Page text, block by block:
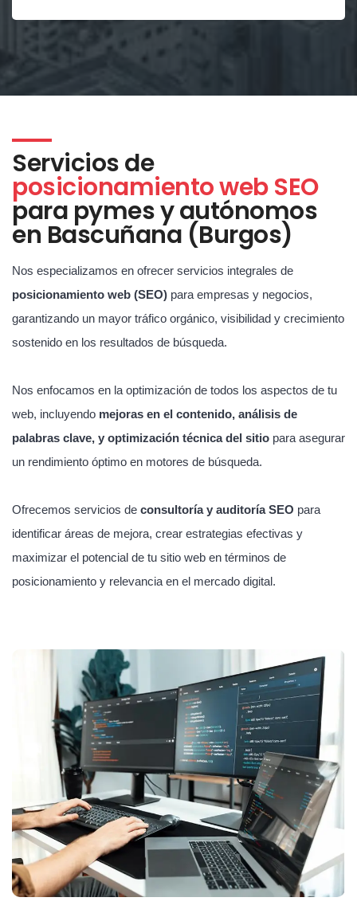
Servicios de
posicionamiento web SEO
para pymes y autónomos
en Bascuñana (Burgos)
Nos especializamos en ofrecer servicios integrales de
posicionamiento web (SEO) para empresas y negocios,
garantizando un mayor tráfico orgánico, visibilidad y crecimiento
sostenido en los resultados de búsqueda.
Nos enfocamos en la optimización de todos los aspectos de tu
web, incluyendo mejoras en el contenido, análisis de
palabras clave, y optimización técnica del sitio para asegurar
un rendimiento óptimo en motores de búsqueda.
Ofrecemos servicios de consultoría y auditoría SEO para
identificar áreas de mejora, crear estrategias efectivas y
maximizar el potencial de tu sitio web en términos de
posicionamiento y relevancia en el mercado digital.